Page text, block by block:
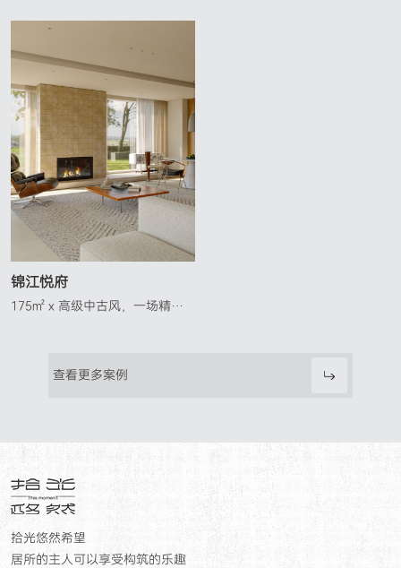
锦江悦府
175㎡ x 高级中古风，一场精装
查看更多案例
拾光悠然希望
居所的主人可以享受构筑的乐趣